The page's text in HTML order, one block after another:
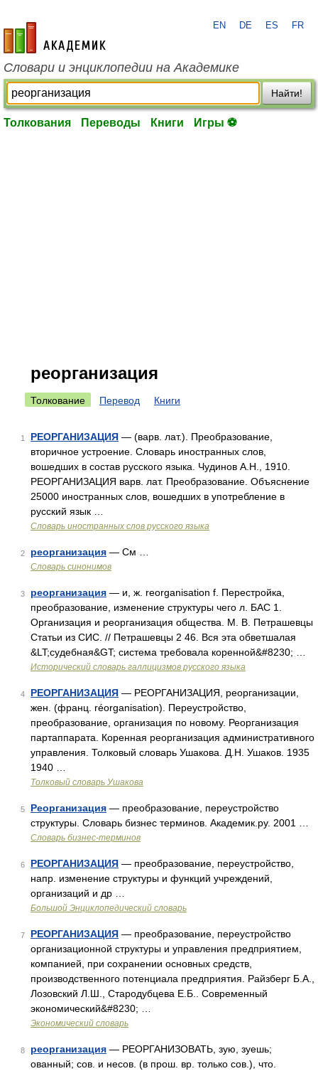
academic.ru
EN DE ES FR
Словари и энциклопедии на Академике
Найти!
Толкования Переводы Книги Игры ⚽
реорганизация
Толкование Перевод Книги
1 РЕОРГАНИЗАЦИЯ — (варв. лат.). Преобразование,
вторичное устроение. Словарь иностранных слов,
вошедших в состав русского языка. Чудинов А.Н., 1910.
РЕОРГАНИЗАЦИЯ варв. лат. Преобразование. Объяснение
25000 иностранных слов, вошедших в употребление в
русский язык …
Словарь иностранных слов русского языка
2 реорганизация — См …
Словарь синонимов
3 реорганизация — и, ж. reorganisation f. Перестройка,
преобразование, изменение структуры чего л. БАС 1.
Организация и реорганизация общества. М. В. Петрашевцы
Статьи из СИС. // Петрашевцы 2 46. Вся эта обветшалая
&LT;судебная&GT; система требовала коренной&#8230; …
Исторический словарь галлицизмов русского языка
4 РЕОРГАНИЗАЦИЯ — РЕОРГАНИЗАЦИЯ, реорганизации,
жен. (франц. réorganisation). Переустройство,
преобразование, организация по новому. Реорганизация
партаппарата. Коренная реорганизация административного
управления. Толковый словарь Ушакова. Д.Н. Ушаков. 1935
1940 …
Толковый словарь Ушакова
5 Реорганизация — преобразование, переустройство
структуры. Словарь бизнес терминов. Академик.ру. 2001 …
Словарь бизнес-терминов
6 РЕОРГАНИЗАЦИЯ — преобразование, переустройство,
напр. изменение структуры и функций учреждений,
организаций и др …
Большой Энциклопедический словарь
7 РЕОРГАНИЗАЦИЯ — преобразование, переустройство
организационной структуры и управления предприятием,
компанией, при сохранении основных средств,
производственного потенциала предприятия. Райзберг Б.А.,
Лозовский Л.Ш., Стародубцева Е.Б.. Современный
экономический&#8230; …
Экономический словарь
8 реорганизация — РЕОРГАНИЗОВАТЬ, зую, зуешь;
ованный; сов. и несов. (в прош. вр. только сов.), что.